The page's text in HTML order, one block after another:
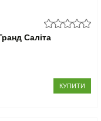
Саліта
КУПИТИ